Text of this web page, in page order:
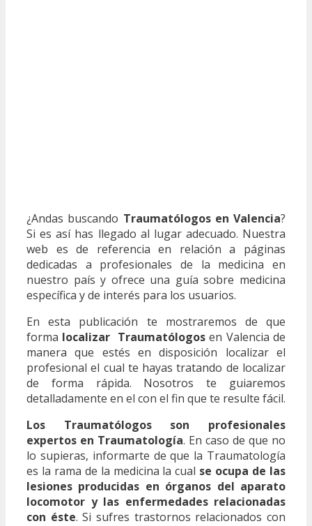
¿Andas buscando Traumatólogos en Valencia?
Si es así has llegado al lugar adecuado. Nuestra
web es de referencia en relación a páginas
dedicadas a profesionales de la medicina en
nuestro país y ofrece una guía sobre medicina
específica y de interés para los usuarios.
En esta publicación te mostraremos de que
forma localizar Traumatólogos en Valencia de
manera que estés en disposición localizar el
profesional el cual te hayas tratando de localizar
de forma rápida. Nosotros te guiaremos
detalladamente en el con el fin que te resulte fácil.
Los Traumatólogos son profesionales
expertos en Traumatología. En caso de que no
lo supieras, informarte de que la Traumatología
es la rama de la medicina la cual se ocupa de las
lesiones producidas en órganos del aparato
locomotor y las enfermedades relacionadas
con éste. Si sufres trastornos relacionados con